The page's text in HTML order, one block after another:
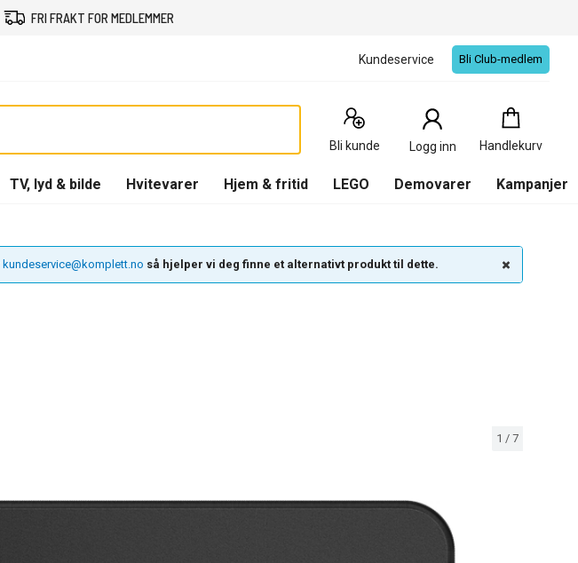
FRI FRAKT FOR MEDLEMMER
Kundeservice Bli Club-medlem
Bli kunde Logg inn Handlekurv
Handlekurv
0
Produkter
TV, lyd & bilde Hvitevarer Hjem & fritid LEGO Demovarer Kampanjer
kundeservice@komplett.no så hjelper vi deg finne et alternativt produkt til dette.
1 / 7